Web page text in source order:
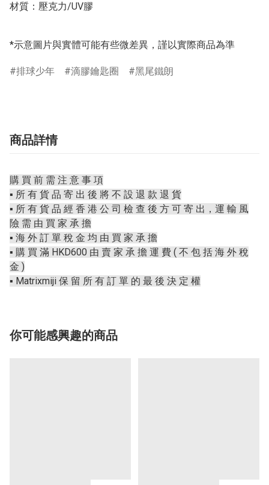
材質：壓克力/UV膠
*示意圖片與實體可能有些微差異，謹以實際商品為準
排球少年 滴膠鑰匙圈 黑尾鐵朗
商品詳情
購 買 前 需 注 意 事 項
▪️ 所 有 貨 品 寄 出 後 將 不 設 退 款 退 貨
▪️ 所 有 貨 品 經 香 港 公 司 檢 查 後 方 可 寄 出，運 輸 風
險 需 由 買 家 承 擔
▪️ 海 外 訂 單 稅 金 均 由 買 家 承 擔
▪️ 購 買 滿 HKD600 由 賣 家 承 擔 運 費 ( 不 包 括 海 外 稅
金 )
▪️ Matrixmiji 保 留 所 有 訂 單 的 最 後 決 定 權
你可能感興趣的商品